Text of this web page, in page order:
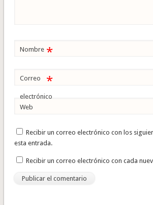
Nombre *
Correo
electrónico
*
Web
Recibir un correo electrónico con los
esta entrada.
Recibir un correo electrónico con cada